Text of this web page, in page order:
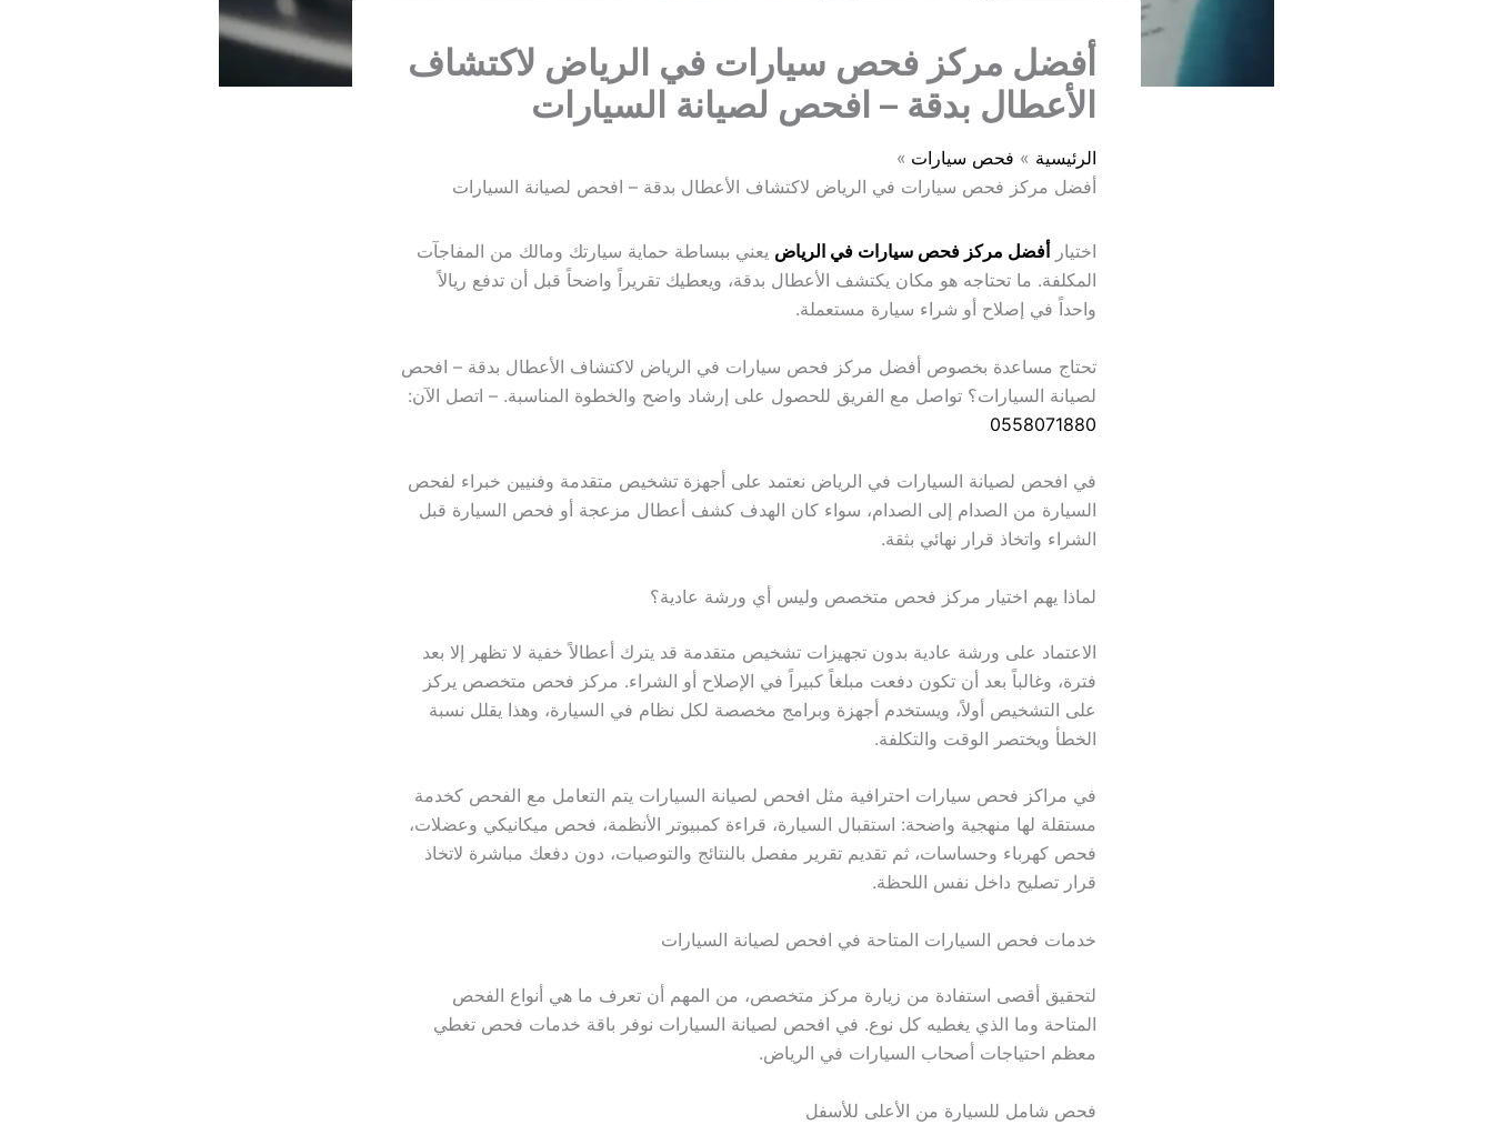
أفضل مركز فحص سيارات في الرياض لاكتشاف
الأعطال بدقة – افحص لصيانة السيارات
الرئيسية
فحص سيارات
أفضل مركز فحص سيارات في الرياض لاكتشاف الأعطال بدقة – افحص لصيانة السيارات
اختيار أفضل مركز فحص سيارات في الرياض يعني ببساطة حماية سيارتك ومالك من المفاجآت
المكلفة. ما تحتاجه هو مكان يكتشف الأعطال بدقة، ويعطيك تقريراً واضحاً قبل أن تدفع ريالاً
واحداً في إصلاح أو شراء سيارة مستعملة.
تحتاج مساعدة بخصوص أفضل مركز فحص سيارات في الرياض لاكتشاف الأعطال بدقة – افحص
لصيانة السيارات؟ تواصل مع الفريق للحصول على إرشاد واضح والخطوة المناسبة. – اتصل الآن:
0558071880
في افحص لصيانة السيارات في الرياض نعتمد على أجهزة تشخيص متقدمة وفنيين خبراء لفحص
السيارة من الصدام إلى الصدام، سواء كان الهدف كشف أعطال مزعجة أو فحص السيارة قبل
الشراء واتخاذ قرار نهائي بثقة.
لماذا يهم اختيار مركز فحص متخصص وليس أي ورشة عادية؟
الاعتماد على ورشة عادية بدون تجهيزات تشخيص متقدمة قد يترك أعطالاً خفية لا تظهر إلا بعد
فترة، وغالباً بعد أن تكون دفعت مبلغاً كبيراً في الإصلاح أو الشراء. مركز فحص متخصص يركز
على التشخيص أولاً، ويستخدم أجهزة وبرامج مخصصة لكل نظام في السيارة، وهذا يقلل نسبة
الخطأ ويختصر الوقت والتكلفة.
في مراكز فحص سيارات احترافية مثل افحص لصيانة السيارات يتم التعامل مع الفحص كخدمة
مستقلة لها منهجية واضحة: استقبال السيارة، قراءة كمبيوتر الأنظمة، فحص ميكانيكي وعضلات،
فحص كهرباء وحساسات، ثم تقديم تقرير مفصل بالنتائج والتوصيات، دون دفعك مباشرة لاتخاذ
قرار تصليح داخل نفس اللحظة.
خدمات فحص السيارات المتاحة في افحص لصيانة السيارات
لتحقيق أقصى استفادة من زيارة مركز متخصص، من المهم أن تعرف ما هي أنواع الفحص
المتاحة وما الذي يغطيه كل نوع. في افحص لصيانة السيارات نوفر باقة خدمات فحص تغطي
معظم احتياجات أصحاب السيارات في الرياض.
فحص شامل للسيارة من الأعلى للأسفل